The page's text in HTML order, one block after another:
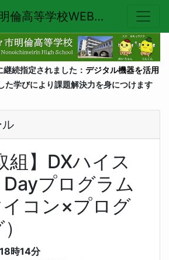
石川県立野々市明倫高等学校WEBページ
継続指定されました： デジタル機器を活用
た学びにより課題解決力を身につけます
組】DXハイス
プログラム
イコン×プログ
18時14分